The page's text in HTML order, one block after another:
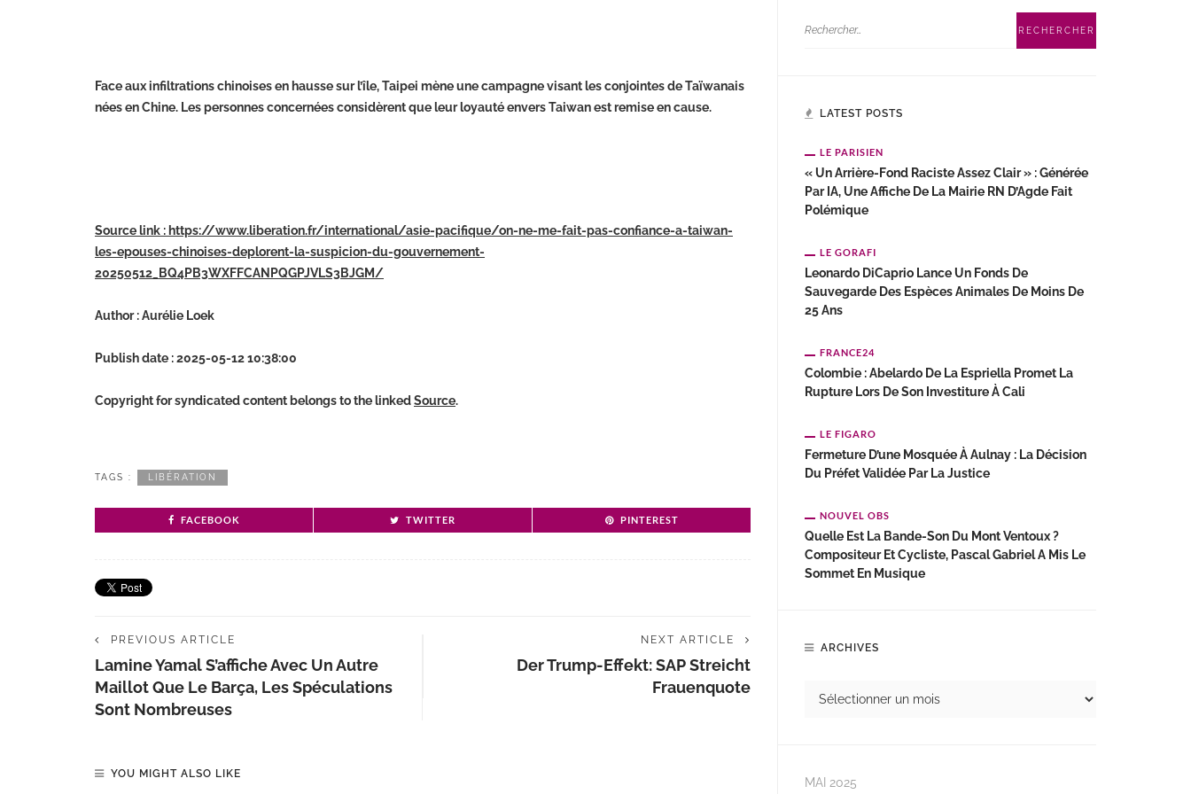
Face aux infiltrations chinoises en hausse sur l’île, Taipei mène une campagne visant les conjointes de Taïwanais
nées en Chine. Les personnes concernées considèrent que leur loyauté envers Taiwan est remise en cause.
Source link : https://www.liberation.fr/international/asie-pacifique/on-ne-me-fait-pas-confiance-a-taiwan-
les-epouses-chinoises-deplorent-la-suspicion-du-gouvernement-
20250512_BQ4PB3WXFFCANPQGPJVLS3BJGM/
Author : Aurélie Loek
Publish date : 2025-05-12 10:38:00
Copyright for syndicated content belongs to the linkedSource.
TAGS : LIBÉRATION
FACEBOOK TWITTER PINTEREST
PREVIOUS ARTICLE
Lamine Yamal S’affiche Avec Un Autre
Maillot Que Le Barça, Les Spéculations
Sont Nombreuses
NEXT ARTICLE
Der Trump-Effekt: SAP Streicht
Frauenquote
YOU MIGHT ALSO LIKE
LATEST POSTS
LE PARISIEN
« Un Arrière-Fond Raciste Assez Clair » : Générée
Par IA, Une Affiche De La Mairie RN D’Agde Fait
Polémique
LE GORAFI
Leonardo DiCaprio Lance Un Fonds De
Sauvegarde Des Espèces Animales De Moins De
25 Ans
FRANCE24
Colombie : Abelardo De La Espriella Promet La
Rupture Lors De Son Investiture À Cali
LE FIGARO
Fermeture D’une Mosquée À Aulnay : La Décision
Du Préfet Validée Par La Justice
NOUVEL OBS
Quelle Est La Bande-Son Du Mont Ventoux ?
Compositeur Et Cycliste, Pascal Gabriel A Mis Le
Sommet En Musique
ARCHIVES
MAI 2025